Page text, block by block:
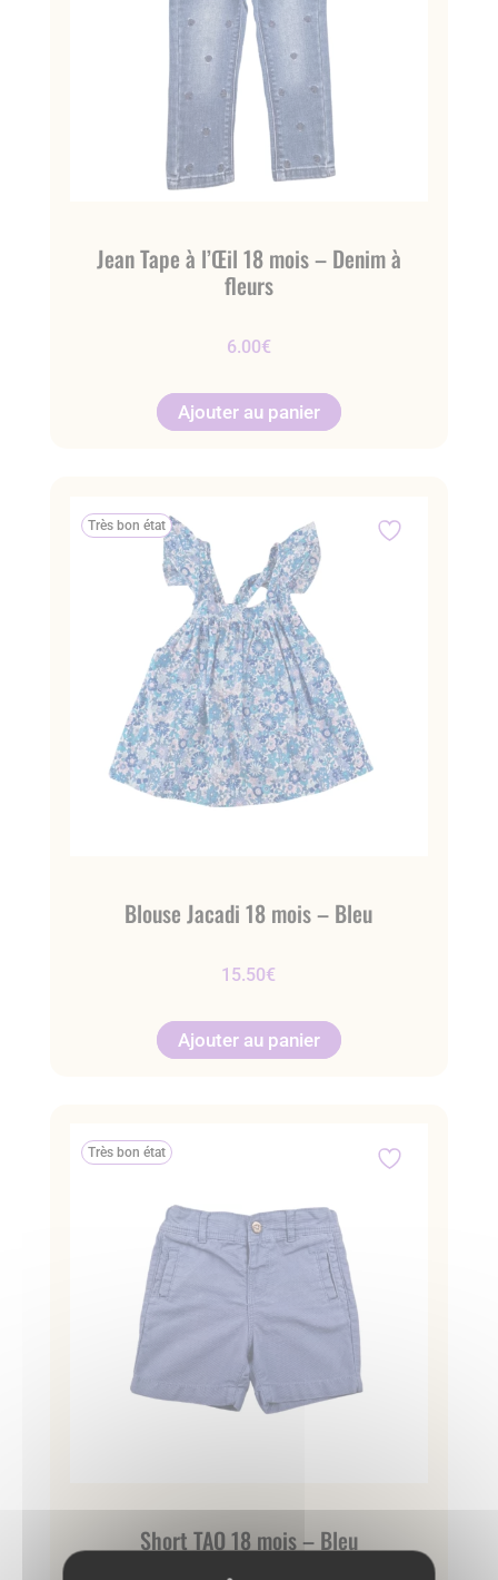
Jean Tape à l’Œil 18 mois – Denim à
fleurs
6.00€
Ajouter au panier
Très bon état
Blouse Jacadi 18 mois – Bleu
15.50€
Ajouter au panier
Très bon état
Short TAO 18 mois – Bleu